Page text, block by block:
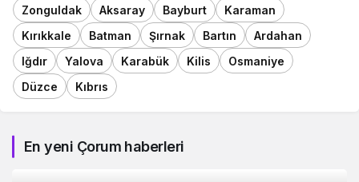
Zonguldak
Aksaray Bayburt
Karaman
Kırıkkale
Batman Şırnak Bartın
Ardahan
Iğdır
Yalova Karabük Kilis
Osmaniye
Düzce
Kıbrıs
En yeni Çorum haberleri